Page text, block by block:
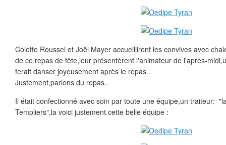
Colette Roussel et Joël Mayer accueillirent les convives avec
de ce repas de fête,leur présentèrent l'animateur de l'après-
ferait danser joyeusement après le repas..
Justement,parlons du repas..
Il était confectionné avec soin par toute une équipe,un traiteur:
Templiers",la voici justement cette belle équipe :